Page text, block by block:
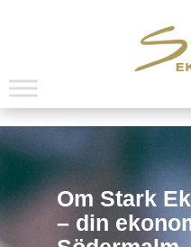
Om Stark
– din